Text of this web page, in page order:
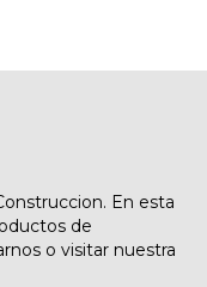
En esta
de
o visitar nuestra